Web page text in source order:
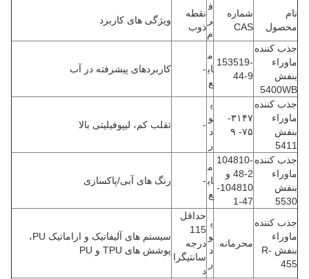
نام
محصول
شماره
CAS
ف
ر
م
نقطه
ذوب
ویژگی های کاربرد
جذب کننده
ماوراء
بنفش
5400WB
153519-
44-9
م
ای
ع
- کاربردهای پیشرفته در آب
جذب کننده
ماوراء
بنفش
5411
۳۱۴۷-
۷۵- ۹
پ
و
د
ر
- تقلب کم، لیپوفیلیتی بالا
جذب کننده
ماوراء
بنفش
5530
104810-
48-2 و
104810-
47-1
م
ای
ع
- رنگ های آبی/پاکسازی
جذب کننده
ماوراء
بنفش R-
455
محرمانه
پ
و
د
ر
حداقل
115
درجه
سانتیگرا
د
سیستم های آلیفاتیک و اراماتیک PU،
پوشش های TPU و PU